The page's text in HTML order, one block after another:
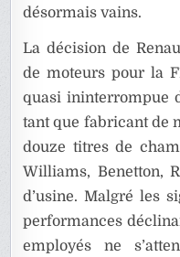
désormais vains.
La décision de
de moteurs pour la
quasi ininterrompue
tant que fabricant de
douze titres de
Williams, Benetton,
d’usine. Malgré les
performances
employés ne